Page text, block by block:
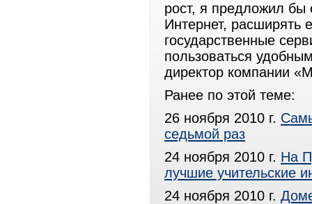
рост, я предложил бы
Интернет, расширять
государственные
пользоваться
директор компании
Ранее по этой теме:
26 ноября 2010 г.
седьмой раз
24 ноября 2010 г. На
лучшие учительские
24 ноября 2010 г.